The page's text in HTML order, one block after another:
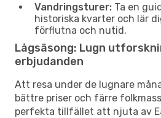
Vandringsturer: Ta en
historiska kvarter och lär
förflutna och nutid.
Lågsäsong: Lugn
erbjudanden
Att resa under de lugnare
bättre priser och färre
perfekta tillfället att njuta av